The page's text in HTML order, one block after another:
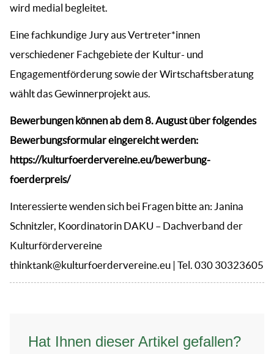
wird medial begleitet.
Eine fachkundige Jury aus Vertreter*innen
verschiedener Fachgebiete der Kultur- und
Engagementförderung sowie der Wirtschaftsberatung
wählt das Gewinnerprojekt aus.
Bewerbungen können ab dem 8. August über folgendes
Bewerbungsformular eingereicht werden:
https://kulturfoerdervereine.eu/bewerbung-
foerderpreis/
Interessierte wenden sich bei Fragen bitte an: Janina
Schnitzler, Koordinatorin DAKU – Dachverband der
Kulturfördervereine
thinktank@kulturfoerdervereine.eu | Tel. 030 30323605
Hat Ihnen dieser Artikel gefallen?